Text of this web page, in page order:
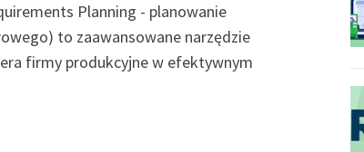
Planning - planowanie
to zaawansowane narzędzie
firmy produkcyjne w efektywnym